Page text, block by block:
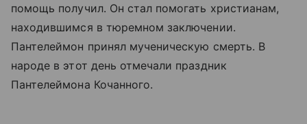
помощь получил. Он стал помогать христианам,
находившимся в тюремном заключении.
Пантелеймон принял мученическую смерть. В
народе в этот день отмечали праздник
Пантелеймона Кочанного.